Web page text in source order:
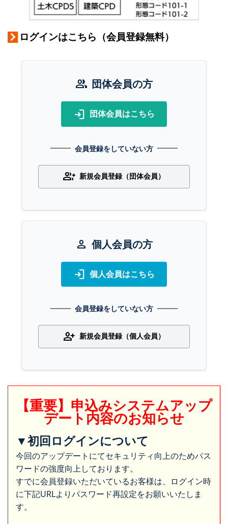
ログインはこちら（会員登録無料）
group 団体会員の方
login 団体会員はこちら
会員登録をしていない方
group_add 新規会員登録（団体会員）
person 個人会員の方
login 個人会員はこちら
会員登録をしていない方
person_add 新規会員登録（個人会員）
【重要】申込みシステムアップ
デート内容のお知らせ
▼初回ログインについて
今回のアップデートにてセキュリティ向上のためパス
ワードの強度向上しております。
すでに会員登録いただいているお客様は、ログイン時
に下記URLよりパスワード再設定をお願いいたしま
す。